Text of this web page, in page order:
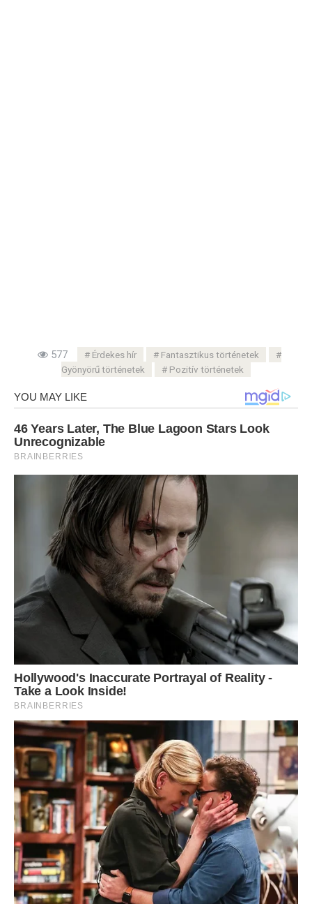
577 Érdekes hír
Fantasztikus történetek
Gyönyörű történetek
Pozitív történetek